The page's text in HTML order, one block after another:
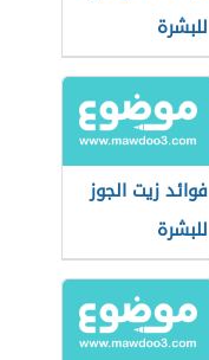
للبشرة
فوائد زيت الجوز
للبشرة